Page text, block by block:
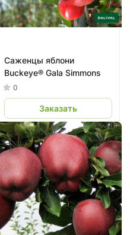
Саженцы яблони
Buckeye® Gala Simmons
0
Заказать